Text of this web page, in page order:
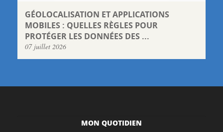
GÉOLOCALISATION ET APPLICATIONS
MOBILES : QUELLES RÈGLES POUR
PROTÉGER LES DONNÉES DES ...
07 juillet 2026
MON QUOTIDIEN